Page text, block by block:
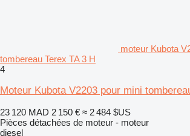
moteur Kubota
tombereau Terex TA 3 H
4
Moteur Kubota V2203 pour mini
23 120 MAD 2 150 € ≈ 2 484 $US
Pièces détachées de moteur - moteur
diesel